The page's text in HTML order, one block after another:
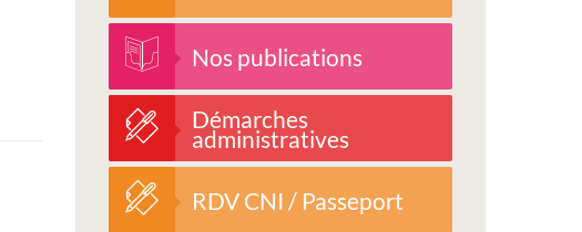
Nos publications
Démarches
administratives
RDV CNI / Passeport